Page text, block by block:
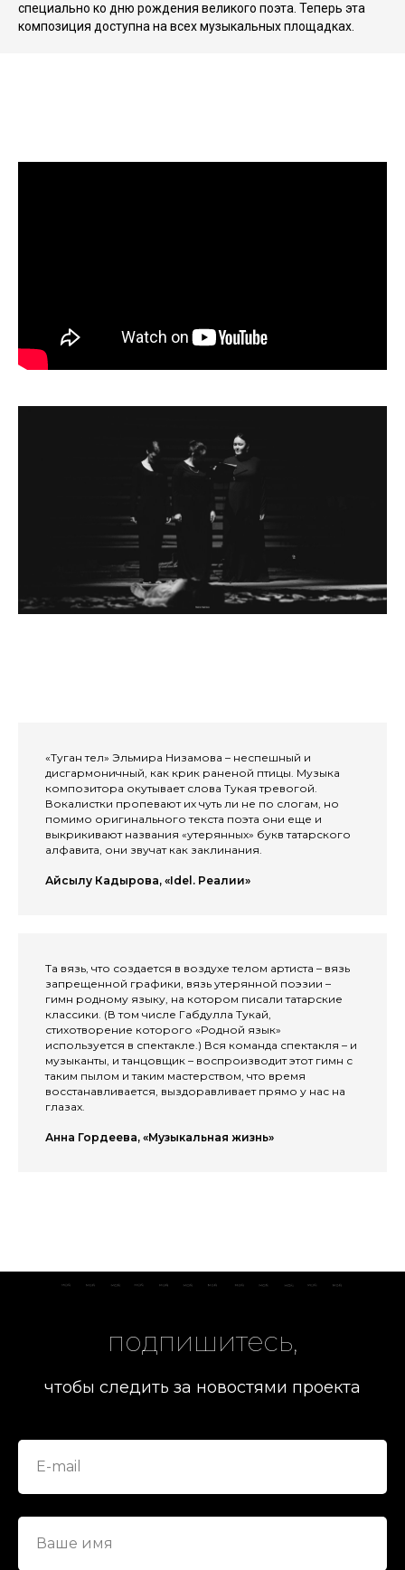
специально ко дню рождения великого поэта. Теперь эта
композиция доступна на всех музыкальных площадках.
«Туган тел» Эльмира Низамова – неспешный и
дисгармоничный, как крик раненой птицы. Музыка
композитора окутывает слова Тукая тревогой.
Вокалистки пропевают их чуть ли не по слогам, но
помимо оригинального текста поэта они еще и
выкрикивают названия «утерянных» букв татарского
алфавита, они звучат как заклинания.
Айсылу Кадырова, «Idel. Реалии»
Та вязь, что создается в воздухе телом артиста – вязь
запрещенной графики, вязь утерянной поэзии –
гимн родному языку, на котором писали татарские
классики. (В том числе Габдулла Тукай,
стихотворение которого «Родной язык»
используется в спектакле.) Вся команда спектакля – и
музыканты, и танцовщик – воспроизводит этот гимн с
таким пылом и таким мастерством, что время
восстанавливается, выздоравливает прямо у нас на
глазах.
Анна Гордеева, «Музыкальная жизнь»
подпишитесь,
чтобы следить за новостями проекта